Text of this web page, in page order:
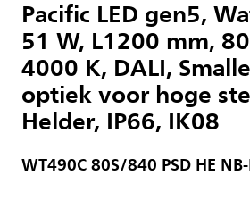
Pacific LED gen5,
51 W, L1200 mm,
4000 K, DALI,
optiek voor hoge
Helder, IP66, IK08
WT490C 80S/840 PSD HE